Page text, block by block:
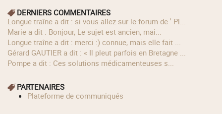
DERNIERS COMMENTAIRES
longue traîne a dit : si vous allez sur le forum de ' Pl...
Marie a dit : Bonjour, Le sujet est ancien, mai...
longue traîne a dit : merci :) connue, mais elle fait ...
Gérard GAUTIER a dit : « Il pleut parfois en Bretagne ...
Pompe a dit : Ces solutions médicamenteuses s...
PARTENAIRES
Plateforme de communiqués